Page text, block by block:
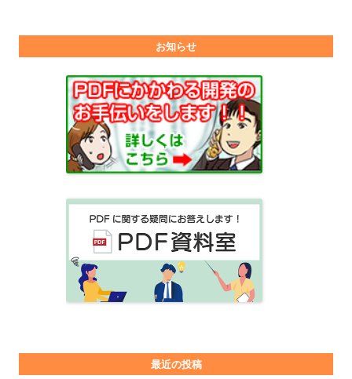
お知らせ
最近の投稿